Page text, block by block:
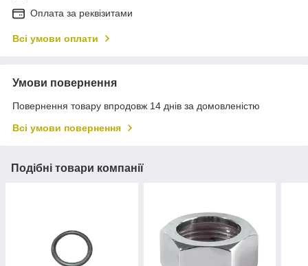
Оплата за реквізитами
Всі умови оплати
Умови повернення
Повернення товару впродовж 14 днів за домовленістю
Всі умови повернення
Подібні товари компанії